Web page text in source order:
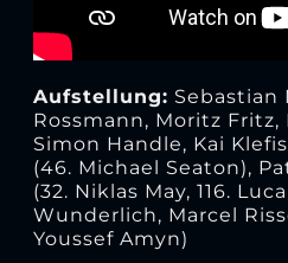
Aufstellung: Sebastian
Rossmann, Moritz Fritz,
Simon Handle, Kai
(46. Michael Seaton),
(32. Niklas May, 116.
Wunderlich, Marcel
Youssef Amyn)